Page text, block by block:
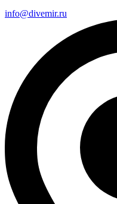
info@divemir.ru